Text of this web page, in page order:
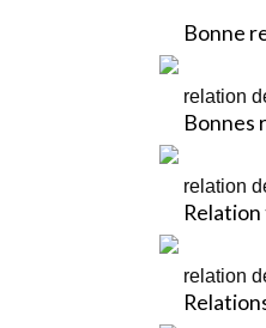
Bonne
relation
Bonnes
relation
relation